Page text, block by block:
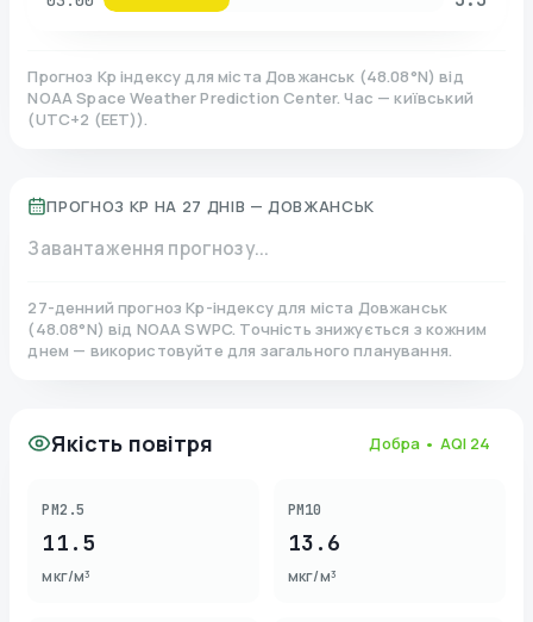
Прогноз Kp індексу для міста Довжанськ (48.08°N)від
NOAA Space Weather Prediction Center. Час — київський
(UTC+2 (EET)).
ПРОГНОЗ KP НА 27 ДНІВ — ДОВЖАНСЬК
Завантаження прогнозу...
27-денний прогноз Kp-індексу для міста Довжанськ
(48.08°N)від NOAA SWPC. Точність знижується з кожним
днем — використовуйте для загального планування.
Якість повітря Добра • AQI 24
PM2.5
11.5
мкг/м³
PM10
13.6
мкг/м³